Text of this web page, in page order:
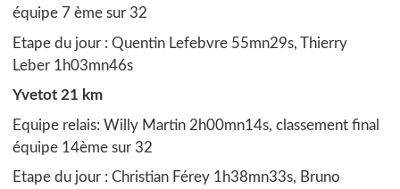
équipe 7 ème sur 32
Etape du jour : Quentin Lefebvre 55mn29s, Thierry
Leber 1h03mn46s
Yvetot 21 km
Equipe relais: Willy Martin 2h00mn14s, classement final
équipe 14ème sur 32
Etape du jour : Christian Férey 1h38mn33s, Bruno